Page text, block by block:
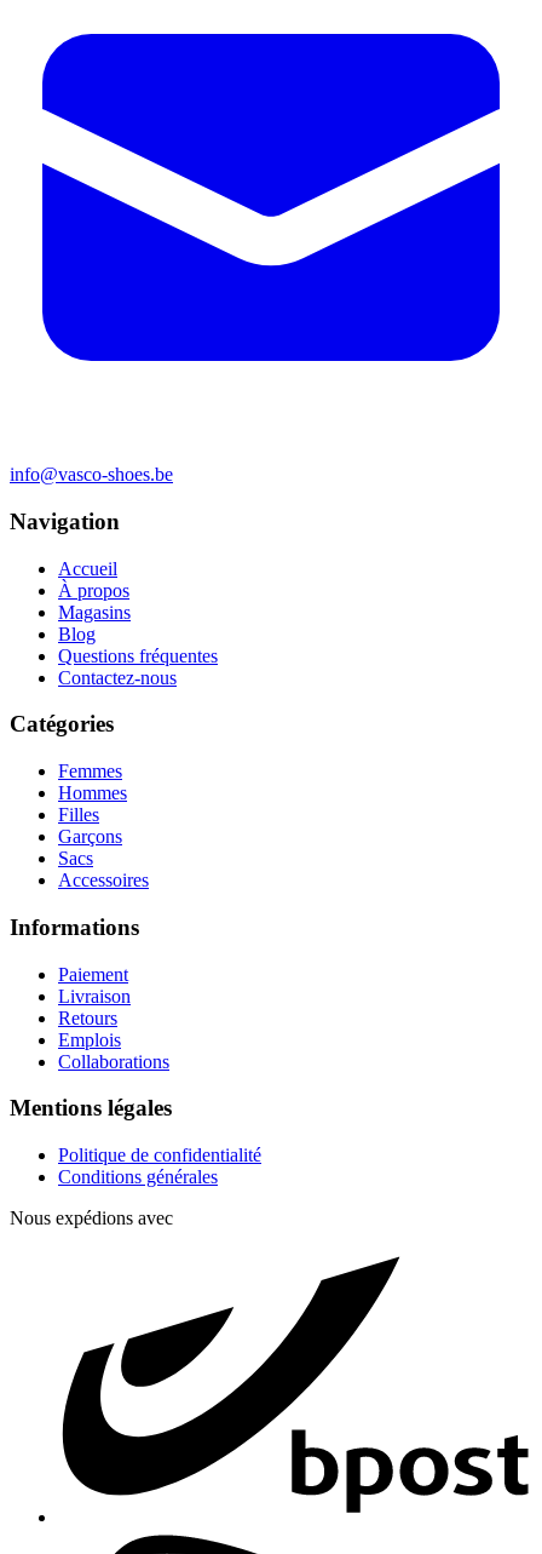
info@vasco-shoes.be
Navigation
Accueil
À propos
Magasins
Blog
Questions fréquentes
Contactez-nous
Catégories
Femmes
Hommes
Filles
Garçons
Sacs
Accessoires
Informations
Paiement
Livraison
Retours
Emplois
Collaborations
Mentions légales
Politique de confidentialité
Conditions générales
Nous expédions avec